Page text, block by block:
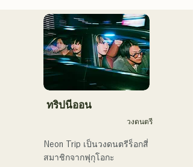
ทริปนีออน
วงดนตรี
Neon Trip เป็นวงดนตรีร็อกสี่
สมาชิกจากฟุกุโอกะ